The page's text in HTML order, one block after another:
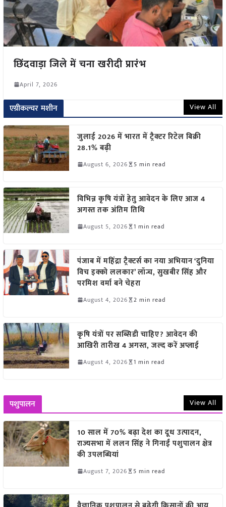
छिंदवाड़ा जिले में चना खरीदी प्रारंभ
April 7, 2026
एग्रीकल्चर मशीन View All
जुलाई 2026 में भारत में ट्रैक्टर रिटेल बिक्री
28.1% बढ़ी
August 6, 2026 5 min read
विभिन्न कृषि यंत्रों हेतु आवेदन के लिए आज 4
अगस्त तक अंतिम तिथि
August 5, 2026 1 min read
पंजाब में महिंद्रा ट्रैक्टर्स का नया अभियान ‘दुनिया
विच इक्को ललकार’ लॉन्च, सुखबीर सिंह और
परमिश वर्मा बने चेहरा
August 4, 2026 2 min read
कृषि यंत्रों पर सब्सिडी चाहिए? आवेदन की
आखिरी तारीख 4 अगस्त, जल्द करें अप्लाई
August 4, 2026 1 min read
पशुपालन View All
10 साल में 70% बढ़ा देश का दूध उत्पादन,
राज्यसभा में ललन सिंह ने गिनाईं पशुपालन क्षेत्र
की उपलब्धियां
August 7, 2026 5 min read